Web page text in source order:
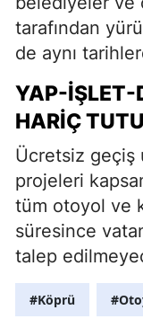
tarafından
de aynı
YAP-İŞLET-
HARIÇ
Ücretsiz geçiş
projeleri
tüm otoyol ve
süresince
talep
#Köprü